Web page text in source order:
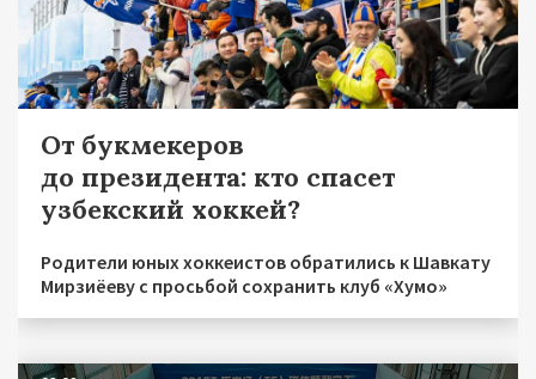
От букмекеров
до президента: кто спасет
узбекский хоккей?
Родители юных хоккеистов обратились к Шавкату
Мирзиёеву с просьбой сохранить клуб «Хумо»